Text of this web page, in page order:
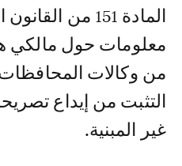
المادة 151 من
معلومات حول مالكي
من وكالات المحافظات
التثبت من إيداع
غير المبنية.